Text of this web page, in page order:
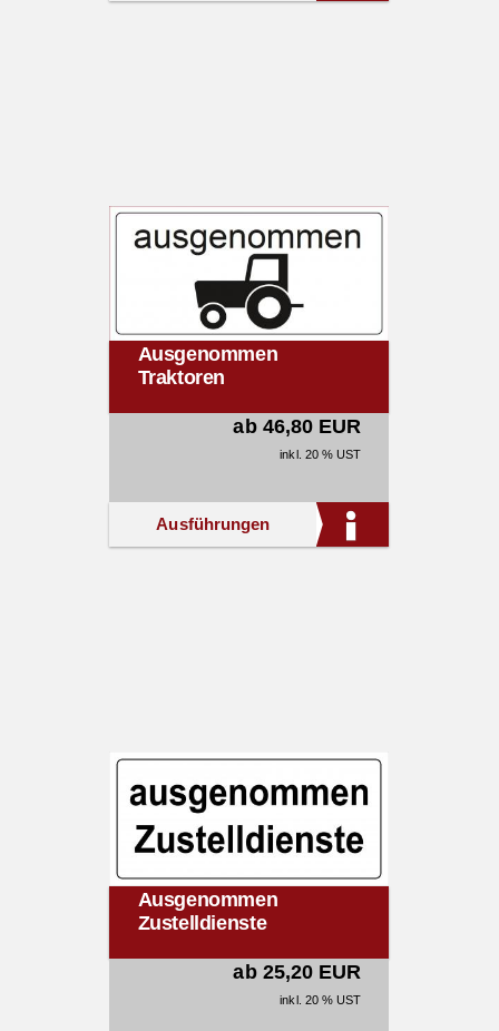
Ausgenommen
Traktoren
ab 46,80 EUR
inkl. 20 % UST
Ausführungen
Ausgenommen
Zustelldienste
ab 25,20 EUR
inkl. 20 % UST